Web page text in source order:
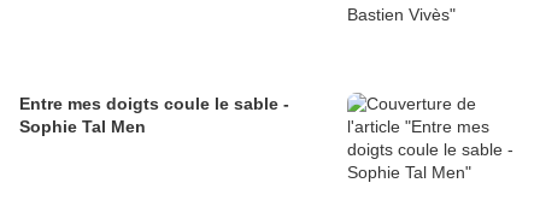
Entre mes doigts coule le sable -
Sophie Tal Men